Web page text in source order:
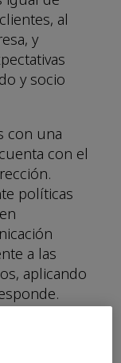
al
y
y socio
con una
con el
políticas
a las
aplicando